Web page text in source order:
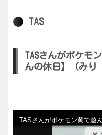
TAS
TASさんがポケモ
んの休日】（みり